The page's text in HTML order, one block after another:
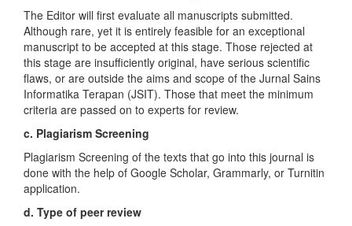
The Editor will first evaluate all manuscripts submitted.
Although rare, yet it is entirely feasible for an exceptional
manuscript to be accepted at this stage. Those rejected at
this stage are insufficiently original, have serious scientific
flaws, or are outside the aims and scope of the Jurnal Sains
Informatika Terapan (JSIT). Those that meet the minimum
criteria are passed on to experts for review.
c. Plagiarism Screening
Plagiarism Screening of the texts that go into this journal is
done with the help of Google Scholar, Grammarly, or Turnitin
application.
d. Type of peer review